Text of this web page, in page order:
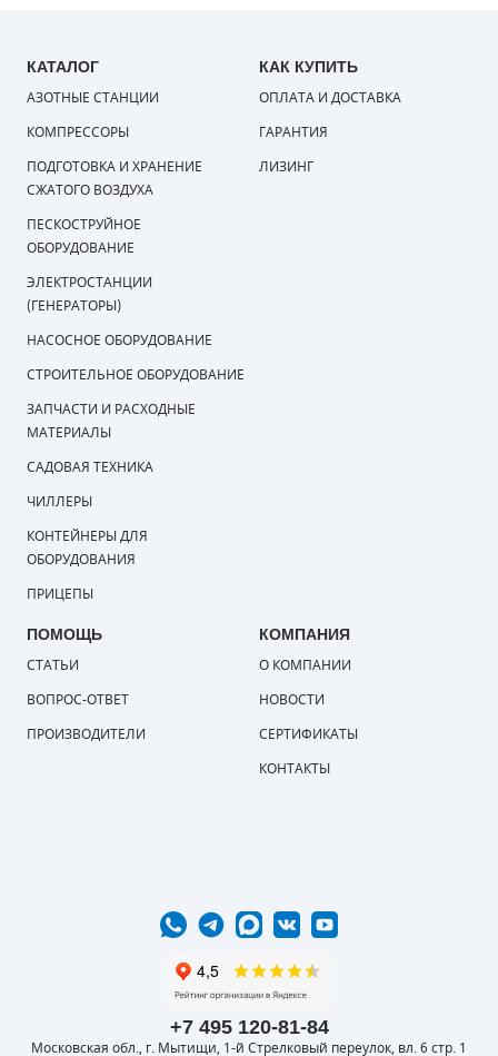
+7 495 120-81-84
Московская обл., г. Мытищи, 1-й Стрелковый переулок, вл. 6 стр. 1
КАТАЛОГ
АЗОТНЫЕ СТАНЦИИ
КОМПРЕССОРЫ
ПОДГОТОВКА И ХРАНЕНИЕ
СЖАТОГО ВОЗДУХА
ПЕСКОСТРУЙНОЕ
ОБОРУДОВАНИЕ
ЭЛЕКТРОСТАНЦИИ
(ГЕНЕРАТОРЫ)
НАСОСНОЕ ОБОРУДОВАНИЕ
СТРОИТЕЛЬНОЕ ОБОРУДОВАНИЕ
ЗАПЧАСТИ И РАСХОДНЫЕ
МАТЕРИАЛЫ
САДОВАЯ ТЕХНИКА
ЧИЛЛЕРЫ
КОНТЕЙНЕРЫ ДЛЯ
ОБОРУДОВАНИЯ
ПРИЦЕПЫ
КАК КУПИТЬ
ОПЛАТА И ДОСТАВКА
ГАРАНТИЯ
ЛИЗИНГ
ПОМОЩЬ
СТАТЬИ
ВОПРОС-ОТВЕТ
ПРОИЗВОДИТЕЛИ
КОМПАНИЯ
О КОМПАНИИ
НОВОСТИ
СЕРТИФИКАТЫ
КОНТАКТЫ